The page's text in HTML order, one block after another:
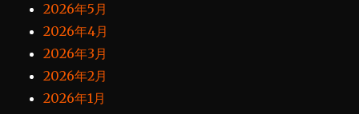
2026年5月
2026年4月
2026年3月
2026年2月
2026年1月